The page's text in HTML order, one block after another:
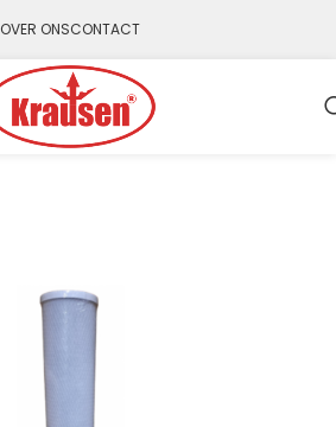
OVER ONSCONTACT